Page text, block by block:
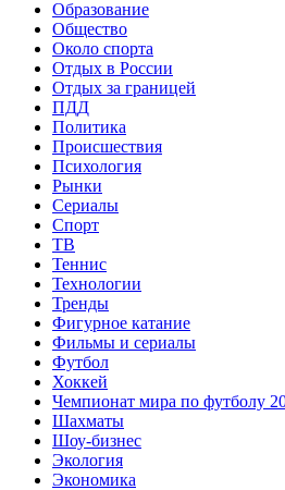
Образование
Общество
Около спорта
Отдых в России
Отдых за границей
ПДД
Политика
Происшествия
Психология
Рынки
Сериалы
Спорт
ТВ
Теннис
Технологии
Тренды
Фигурное катание
Фильмы и сериалы
Футбол
Хоккей
Чемпионат мира по футболу
Шахматы
Шоу-бизнес
Экология
Экономика